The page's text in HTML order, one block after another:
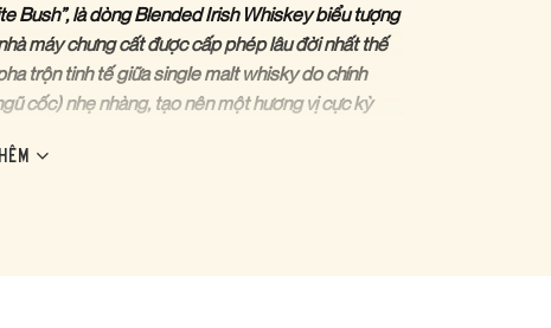
Bush”, là dòng Blended Irish Whiskey biểu tượng
máy chưng cất được cấp phép lâu đời nhất thế
trộn tinh tế giữa single malt whisky do chính
cốc) nhẹ nhàng, tạo nên một hương vị cực kỳ